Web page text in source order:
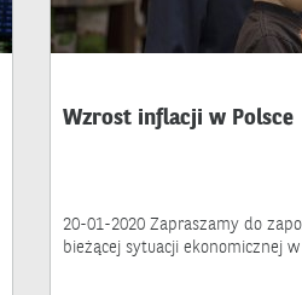
Wzrost inflacji w Polsce
20-01-2020 Zapraszamy do
bieżącej sytuacji ekonomicznej